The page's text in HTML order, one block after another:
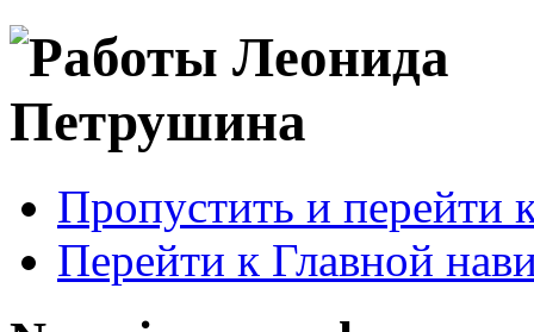
Пропустить и перейти
Перейти к Главной